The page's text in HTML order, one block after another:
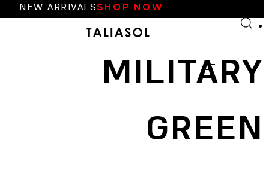
Skip to main content
NEW ARRIVALSSHOP NOW
NEW ARRIVALSSHOP NOW
MILITARY
GREEN